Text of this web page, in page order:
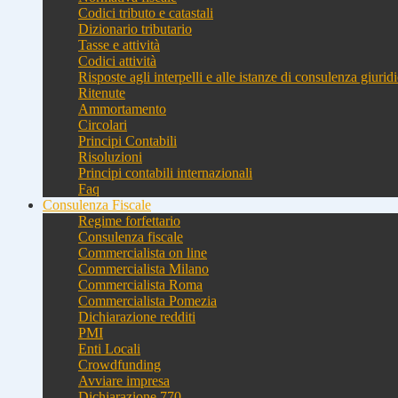
Codici tributo e catastali
Dizionario tributario
Tasse e attività
Codici attività
Risposte agli interpelli e alle istanze di consulenza
Ritenute
Ammortamento
Circolari
Principi Contabili
Risoluzioni
Principi contabili internazionali
Faq
Consulenza Fiscale
Regime forfettario
Consulenza fiscale
Commercialista on line
Commercialista Milano
Commercialista Roma
Commercialista Pomezia
Dichiarazione redditi
PMI
Enti Locali
Crowdfunding
Avviare impresa